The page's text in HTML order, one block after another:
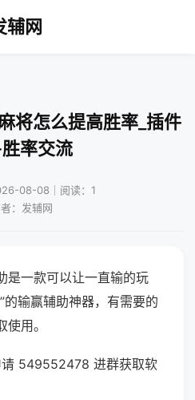
辅网
将怎么提高胜率_插件
率交流
08-08｜阅读：1
：发辅网
是一款可以让一直输的玩
的输赢辅助神器，有需要的
用。
549552478 进群获取软